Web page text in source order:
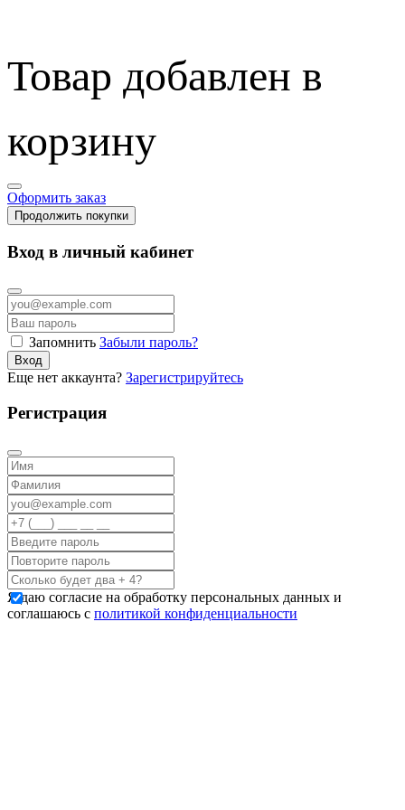
Товар добавлен в
корзину
Оформить заказ
Продолжить покупки
Вход в личный кабинет
Запомнить Забыли пароль?
Вход
Еще нет аккаунта? Зарегистрируйтесь
Регистрация
Я даю согласие на обработку персональных данных и
соглашаюсь с политикой конфиденциальности